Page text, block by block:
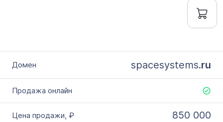
spacesystems.ru
850 000